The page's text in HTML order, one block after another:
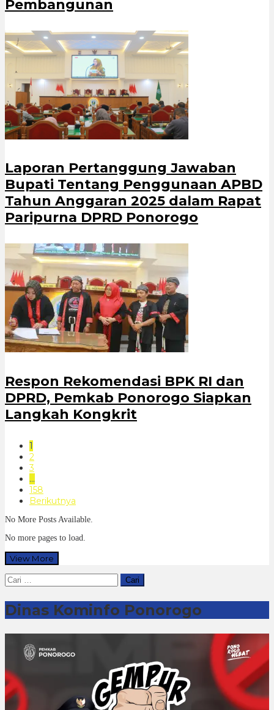
Pembangunan
Laporan Pertanggung Jawaban
Bupati Tentang Penggunaan APBD
Tahun Anggaran 2025 dalam Rapat
Paripurna DPRD Ponorogo
Respon Rekomendasi BPK RI dan
DPRD, Pemkab Ponorogo Siapkan
Langkah Kongkrit
1
2
3
…
158
Berikutnya
No More Posts Available.
No more pages to load.
View More
Cari
untuk:
Dinas Kominfo Ponorogo